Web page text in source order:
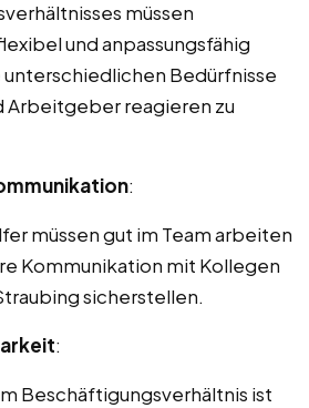
müssen
und anpassungsfähig
unterschiedlichen Bedürfnisse
Arbeitgeber reagieren zu
:
müssen gut im Team arbeiten
Kommunikation mit Kollegen
sicherstellen.
:
Beschäftigungsverhältnis ist